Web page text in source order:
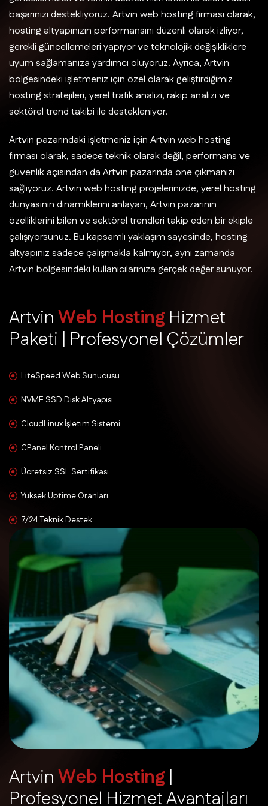
başarınızı destekliyoruz. Artvin web hosting firması olarak,
hosting altyapınızın performansını düzenli olarak izliyor,
gerekli güncellemeleri yapıyor ve teknolojik değişikliklere
uyum sağlamanıza yardımcı oluyoruz. Ayrıca, Artvin
bölgesindeki işletmeniz için özel olarak geliştirdiğimiz
hosting stratejileri, yerel trafik analizi, rakip analizi ve
sektörel trend takibi ile destekleniyor.
Artvin pazarındaki işletmeniz için Artvin web hosting
firması olarak, sadece teknik olarak değil, performans ve
güvenlik açısından da Artvin pazarında öne çıkmanızı
sağlıyoruz. Artvin web hosting projelerinizde, yerel hosting
dünyasının dinamiklerini anlayan, Artvin pazarının
özelliklerini bilen ve sektörel trendleri takip eden bir ekiple
çalışıyorsunuz. Bu kapsamlı yaklaşım sayesinde, hosting
altyapınız sadece çalışmakla kalmıyor, aynı zamanda
Artvin bölgesindeki kullanıcılarınıza gerçek değer sunuyor.
ArtvinWeb Hosting Hizmet
Paketi | Profesyonel Çözümler
LiteSpeed Web Sunucusu
NVME SSD Disk Altyapısı
CloudLinux İşletim Sistemi
CPanel Kontrol Paneli
Ücretsiz SSL Sertifikası
Yüksek Uptime Oranları
7/24 Teknik Destek
ArtvinWeb Hosting |
Profesyonel HizmetAvantajları